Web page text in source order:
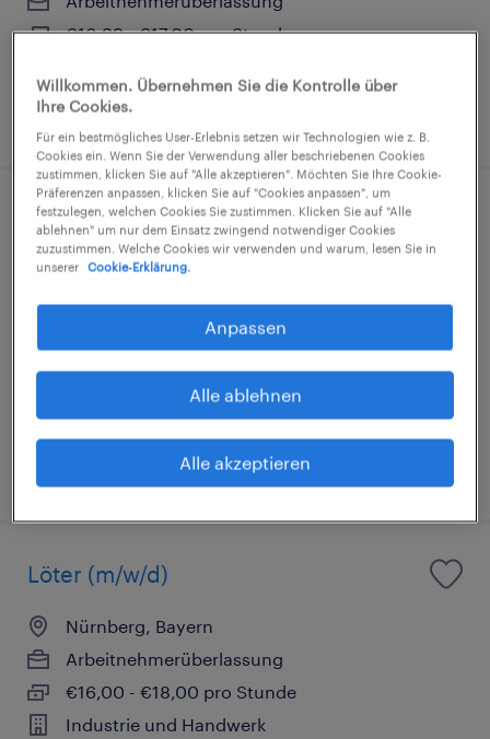
€16,99 - €17,00 pro Stunde
6. August 2026
Löter (m/w/d)
Memmingen, Bayern
Arbeitnehmerüberlassung
€22,17 - €25,23 pro Stunde
Industrie und Handwerk
Löter (m/w/d)
Nürnberg, Bayern
Arbeitnehmerüberlassung
€16,00 - €18,00 pro Stunde
Industrie und Handwerk
Willkommen. Übernehmen Sie die Kontrolle über
Ihre Cookies.
Für ein bestmögliches User-Erlebnis setzen wir Technologien wie z. B.
Cookies ein. Wenn Sie der Verwendung aller beschriebenen Cookies
zustimmen, klicken Sie auf "Alle akzeptieren". Möchten Sie Ihre Cookie-
Präferenzen anpassen, klicken Sie auf "Cookies anpassen", um
festzulegen, welchen Cookies Sie zustimmen. Klicken Sie auf "Alle
ablehnen" um nur dem Einsatz zwingend notwendiger Cookies
zuzustimmen. Welche Cookies wir verwenden und warum, lesen Sie in
unserer
Cookie-Erklärung.
Anpassen
Alle ablehnen
Alle akzeptieren